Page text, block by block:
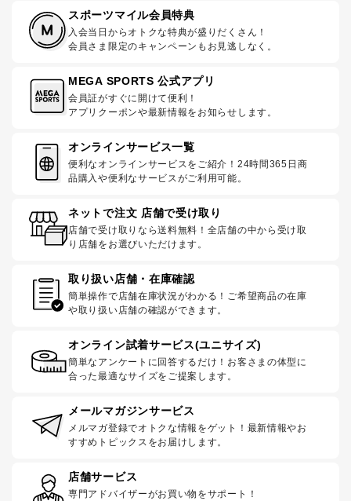
スポーツマイル会員特典
入会当日からオトクな特典が盛りだくさん！
会員さま限定のキャンペーンもお見逃しなく。
MEGA SPORTS 公式アプリ
会員証がすぐに開けて便利！
アプリクーポンや最新情報をお知らせします。
オンラインサービス一覧
便利なオンラインサービスをご紹介！24時間365日商
品購入や便利なサービスがご利用可能。
ネットで注文 店舗で受け取り
店舗で受け取りなら送料無料！全店舗の中から受け取
り店舗をお選びいただけます。
取り扱い店舗・在庫確認
簡単操作で店舗在庫状況がわかる！ご希望商品の在庫
や取り扱い店舗の確認ができます。
オンライン試着サービス(ユニサイズ)
簡単なアンケートに回答するだけ！お客さまの体型に
合った最適なサイズをご提案します。
メールマガジンサービス
メルマガ登録でオトクな情報をゲット！最新情報やお
すすめトピックスをお届けします。
店舗サービス
専門アドバイザーがお買い物をサポート！